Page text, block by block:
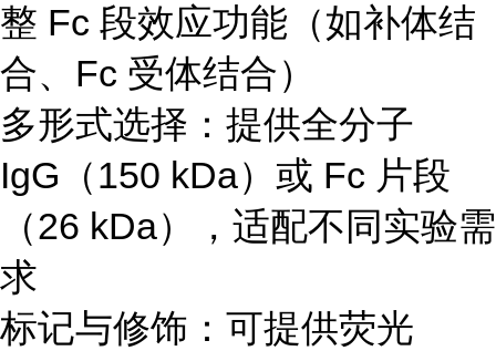
整 Fc 段效应功能（如补体结
合、Fc 受体结合）
多形式选择：提供全分子
IgG（150 kDa）或 Fc 片段
（26 kDa），适配不同实验需
求
标记与修饰：可提供荧光